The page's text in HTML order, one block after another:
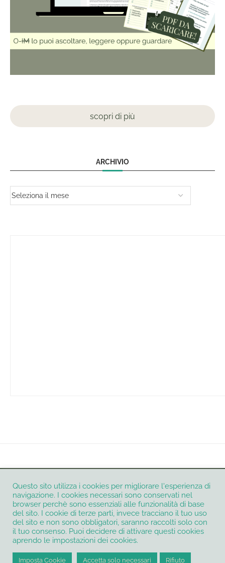
scopri di più
ARCHIVIO
Informativa Privacy e Cookie Policy
Contatti
Termini e condizioni
Micaela Petrilli
P.IVA 16340561006
Questo sito utilizza i cookies per migliorare l'esperienza di
navigazione. I cookies necessari sono conservati nel
browser perchè sono essenziali alle funzionalità di base
del sito. I cookie di terze parti, invece tracciano il tuo uso
del sito e non sono obbligatori, saranno raccolti solo con
il tuo consenso. Puoi decidere di attivare questi cookies
aprendo le impostazioni dei cookies.
Imposta Cookie Accetta solo necessari Rifiuto